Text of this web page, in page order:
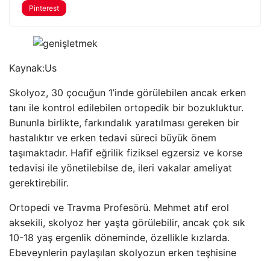
Pinterest
Kaynak:Us
Skolyoz, 30 çocuğun 1’inde görülebilen ancak erken
tanı ile kontrol edilebilen ortopedik bir bozukluktur.
Bununla birlikte, farkındalık yaratılması gereken bir
hastalıktır ve erken tedavi süreci büyük önem
taşımaktadır. Hafif eğrilik fiziksel egzersiz ve korse
tedavisi ile yönetilebilse de, ileri vakalar ameliyat
gerektirebilir.
Ortopedi ve Travma Profesörü. Mehmet atıf erol
aksekili, skolyoz her yaşta görülebilir, ancak çok sık
10-18 yaş ergenlik döneminde, özellikle kızlarda.
Ebeveynlerin paylaşılan skolyozun erken teşhisine